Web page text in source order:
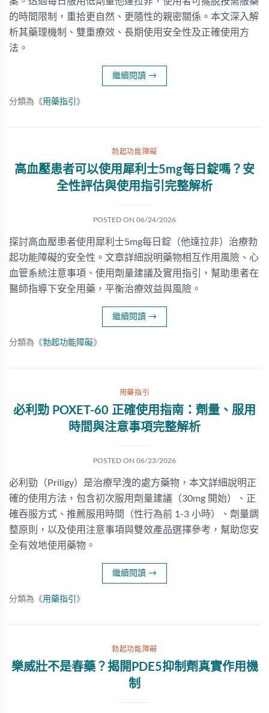
的時間限制，重拾更自然、更隨性的親密關係。本文深入解
析其藥理機制、雙重療效、長期使用安全性及正確使用方
法。
繼續閱讀 →
分類為《用藥指引 》
勃起功能障礙
高血壓患者可以使用犀利士5mg每日錠嗎？安
全性評估與使用指引完整解析
POSTED ON 06/24/2026
探討高血壓患者使用犀利士5mg每日錠（他達拉非）治療勃
起功能障礙的安全性。文章詳細說明藥物相互作用風險、心
血管系統注意事項、使用劑量建議及實用指引，幫助患者在
醫師指導下安全用藥，平衡治療效益與風險。
繼續閱讀 →
分類為《勃起功能障礙》
用藥指引
必利勁 POXET-60 正確使用指南：劑量、服用
時間與注意事項完整解析
POSTED ON 06/23/2026
必利勁（Priligy）是治療早洩的處方藥物，本文詳細說明正
確的使用方法，包含初次服用劑量建議（30mg 開始）、正
確吞服方式、推薦服用時間（性行為前 1-3 小時）、劑量調
整原則，以及使用注意事項與雙效產品選擇參考，幫助您安
全有效地使用藥物。
繼續閱讀 →
分類為《用藥指引 》
勃起功能障礙
樂威壯不是春藥？揭開PDE5抑制劑真實作用機
制